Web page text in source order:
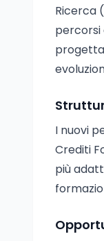
Ricerca
percorsi
I nuovi
Crediti
più